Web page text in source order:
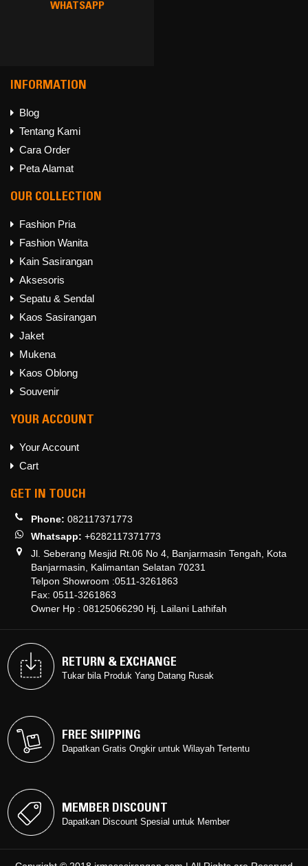
FACEBOOK
WHATSAPP
Follow Us on
INFORMATION
Blog
Tentang Kami
Cara Order
Peta Alamat
OUR COLLECTION
Fashion Pria
Fashion Wanita
Kain Sasirangan
Aksesoris
Sepatu & Sendal
Kaos Sasirangan
Jaket
Mukena
Kaos Oblong
Souvenir
YOUR ACCOUNT
Your Account
Cart
GET IN TOUCH
Phone: 082117371773
Whatsapp: +6282117371773
Jl. Seberang Mesjid Rt.06 No 4, Banjarmasin Tengah, Kota
Banjarmasin, Kalimantan Selatan 70231
Telpon Showroom :0511-3261863
Fax: 0511-3261863
Owner Hp : 08125066290 Hj. Lailani Lathifah
RETURN & EXCHANGE
Tukar bila Produk Yang Datang Rusak
RETURN & EXCHANGE
Tukar bila Produk Yang Datang Rusak
FREE SHIPPING
Dapatkan Gratis Ongkir untuk Wilayah Tertentu
Dapatkan Gratis Ongkir untuk Wilayah Tertentu
MEMBER DISCOUNT
Dapatkan Discount Spesial untuk Member
MEMBER DISCOUNT
Dapatkan Discount Spesial untuk Member